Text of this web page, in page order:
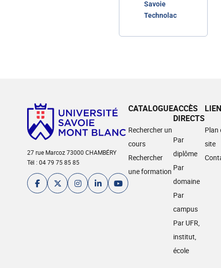
Savoie
Technolac
27 rue Marcoz 73000 CHAMBÉRY
Tél : 04 79 75 85 85
CATALOGUE
Rechercher un
cours
Rechercher
une formation
ACCÈS
DIRECTS
Par
diplôme
Par
domaine
Par
campus
Par UFR,
institut,
école
Plan
site